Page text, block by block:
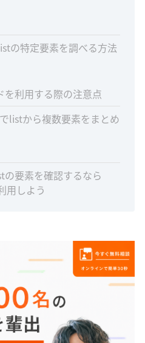
の特定要素を調べる方法
利用する際の注意点
listから複数要素をまとめ
要素を確認するなら
用しよう